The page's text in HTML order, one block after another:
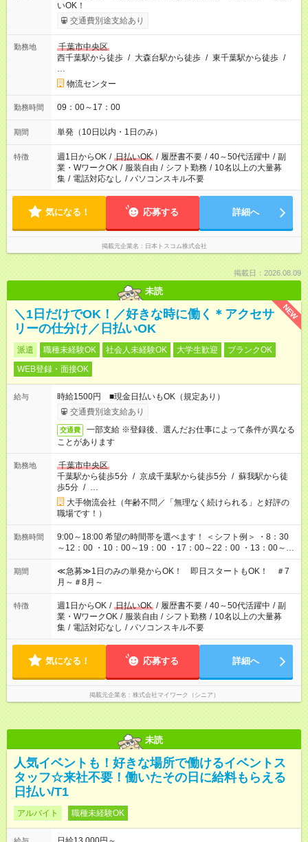
いOK！
交通費別途支給あり
勤務地
千葉市中央区
西千葉駅から徒歩 / 大森台駅から徒歩 / 東千葉駅から徒歩 /
…
物流センター
勤務時間 09：00～17：00
期間 単発（10日以内・1日のみ）
特徴 週1日からOK / 日払いOK / 履歴書不要 / 40～50代活躍中 / 副
業・WワークOK / 服装自由 / シフト勤務 / 10名以上の大量募
集 / 電話対応なし / パソコンスキル不要
気になる！ 応募する 詳細へ
掲載元企業名 日本トスコム株式会社
掲載日：2026.08.09
未読
NEW
＼1日だけでOK！／好きな時に働く＊アクセサ
リーの仕分け／日払いOK
派遣 職種未経験OK 社会人未経験OK 大学生歓迎
ブランクOK
WEB登録・面接OK
給与
時給1500円 ■現金日払いもOK（規定あり）
交通費別途支給あり
交通費
一部支給 ※登録後、選んだお仕事によって条件が異なる
ことがあります
勤務地
千葉市中央区
千葉駅から徒歩5分 / 京成千葉駅から徒歩5分 / 蘇我駅から徒
歩5分 / …
大手物流会社（年齢不問／「無理なく続けられる」と好評の
職場です！）
勤務時間
9:00～18:00 希望の時間帯を選べます！ ＜シフト例＞ ・8：30
～12：00 ・10：00～19：00 ・17：00～22：00 ・13：00～
22：00 ・22：00～翌6：00 など
期間
≪急募≫1日のみの単発からOK！ 即日スタートもOK！ ＃7
月～＃8月～
特徴 週1日からOK / 日払いOK / 履歴書不要 / 40～50代活躍中 / 副
業・WワークOK / 服装自由 / シフト勤務 / 10名以上の大量募
集 / 電話対応なし / パソコンスキル不要
気になる！ 応募する 詳細へ
掲載元企業名 株式会社マイワーク（シニア）
未読
人気イベントも！好きな場所で働けるイベントス
タッフ☆来社不要！働いたその日に給料もらえる
日払い/T1
アルバイト 職種未経験OK